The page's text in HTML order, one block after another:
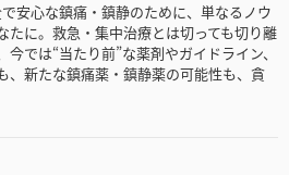
安心な鎮痛・鎮静のために、単なるノウ
たに。救急・集中治療とは切っても切り離
では“当たり前”な薬剤やガイドライン、
、新たな鎮痛薬・鎮静薬の可能性も、貪